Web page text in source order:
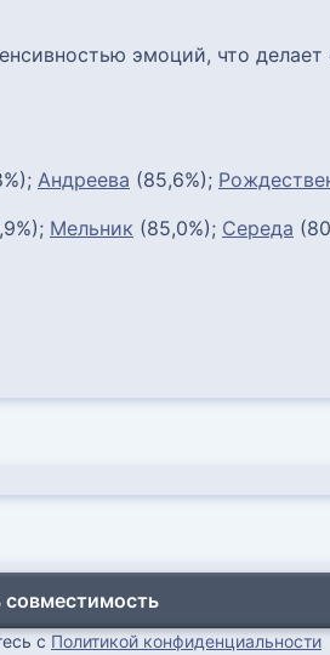
эмоций, что
Андреева (85,6%);
Мельник (85,0%); Середа
совместимость
с Политикой конфиденциальности